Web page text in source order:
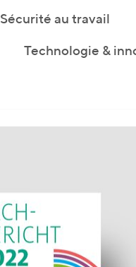
Sécurité au travail
Technologie &